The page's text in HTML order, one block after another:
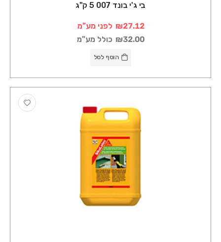
בי ג'י בונד 007 5 ק"ג
₪27.12 לפני מע"מ
₪32.00 כולל מע"מ
הוסף לסל